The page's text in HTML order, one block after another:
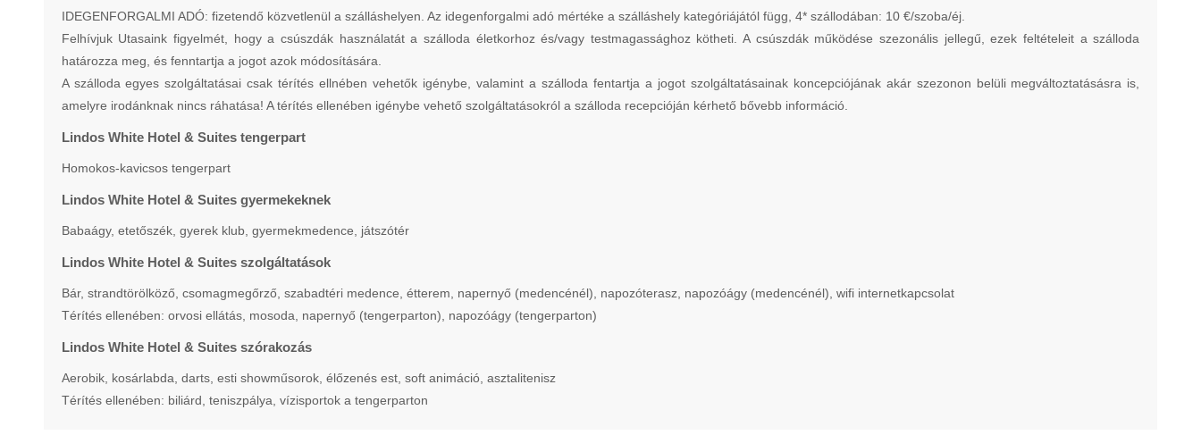
IDEGENFORGALMI ADÓ: fizetendő közvetlenül a szálláshelyen. Az idegenforgalmi adó mértéke a szálláshely kategóriájától függ, 4* szállodában: 10 €/szoba/éj.
Felhívjuk Utasaink figyelmét, hogy a csúszdák használatát a szálloda életkorhoz és/vagy testmagassághoz kötheti. A csúszdák működése szezonális jellegű, ezek feltételeit a szálloda
határozza meg, és fenntartja a jogot azok módosítására.
A szálloda egyes szolgáltatásai csak térítés ellnében vehetők igénybe, valamint a szálloda fentartja a jogot szolgáltatásainak koncepciójának akár szezonon belüli megváltoztatásásra is,
amelyre irodánknak nincs ráhatása! A térítés ellenében igénybe vehető szolgáltatásokról a szálloda recepcióján kérhető bővebb információ.
Lindos White Hotel & Suites tengerpart
Homokos-kavicsos tengerpart
Lindos White Hotel & Suites gyermekeknek
Babaágy, etetőszék, gyerek klub, gyermekmedence, játszótér
Lindos White Hotel & Suites szolgáltatások
Bár, strandtörölköző, csomagmegőrző, szabadtéri medence, étterem, napernyő (medencénél), napozóterasz, napozóágy (medencénél), wifi internetkapcsolat
Térítés ellenében: orvosi ellátás, mosoda, napernyő (tengerparton), napozóágy (tengerparton)
Lindos White Hotel & Suites szórakozás
Aerobik, kosárlabda, darts, esti showműsorok, élőzenés est, soft animáció, asztalitenisz
Térítés ellenében: biliárd, teniszpálya, vízisportok a tengerparton